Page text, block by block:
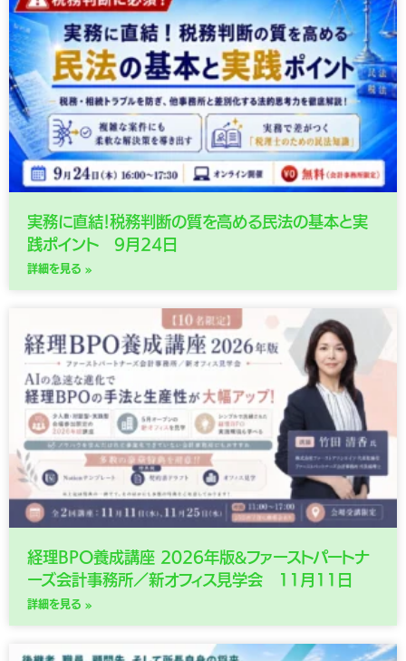
実務に直結！税務判断の質を高める民法の基本と実
践ポイント 9月24日
詳細を見る »
経理BPO養成講座 2026年版&ファーストパートナ
ーズ会計事務所／新オフィス見学会 11月11日
詳細を見る »